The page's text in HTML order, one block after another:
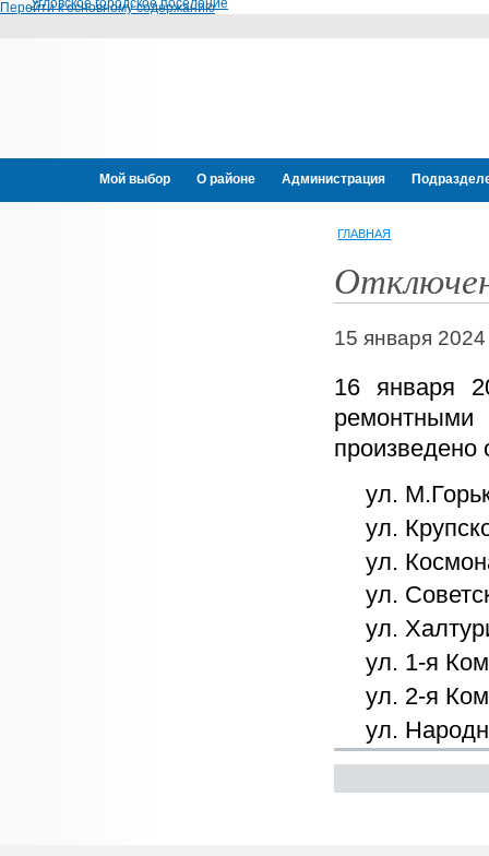
Перейти к основному содержанию
Угловское городское поселение
Мой выбор О районе Администрация
ГЛАВНАЯ
15 января 2024
16 января
ремонтными
произведено
ул.
ул.
ул.
ул.
ул.
ул. 1-я
ул. 2-я
ул.